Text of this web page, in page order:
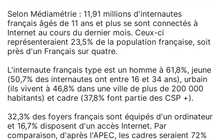
Selon Médiamétrie : 11,91 millions d'internautes
français âgés de 11 ans et plus se sont connectés à
Internet au cours du dernier mois. Ceux-ci
représenteraient 23,5% de la population française, soit
près d'un Français sur quatre.
L'internaute français type est un homme à 61,8%, jeune
(50,7% des internautes ont entre 16 et 34 ans), urbain
(ils vivent à 46,8% dans une ville de plus de 200 000
habitants) et cadre (37,8% font partie des CSP +).
32,3% des foyers français sont équipés d'un ordinateur
et 16,7% disposent d'un accès Internet. Par
comparaison, d'après l'APEC, les cadres seraient 72%